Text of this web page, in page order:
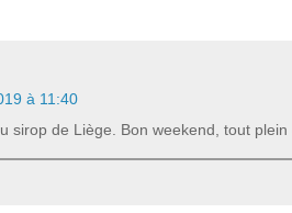
à 11:40
sirop de Liège. Bon weekend, tout plein